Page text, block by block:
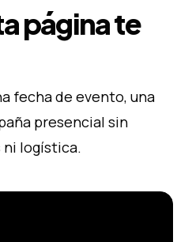
página te
fecha de evento, una
presencial sin
logística.